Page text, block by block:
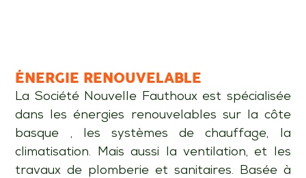
ÉNERGIE RENOUVELABLE
La Société Nouvelle Fauthoux est spécialisée
dans les énergies renouvelables sur la côte
basque , les systèmes de chauffage, la
climatisation. Mais aussi la ventilation, et les
travaux de plomberie et sanitaires. Basée à